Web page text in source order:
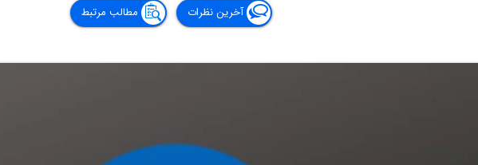
آخرین نظرات مطالب مرتبط